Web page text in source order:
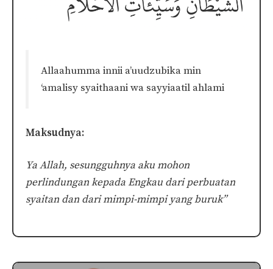
Allaahumma innii a’uudzubika min
‘amalisy syaithaani wa sayyiaatil ahlami
Maksudnya:
Ya Allah, sesungguhnya aku mohon
perlindungan kepada Engkau dari perbuatan
syaitan dan dari mimpi-mimpi yang buruk”